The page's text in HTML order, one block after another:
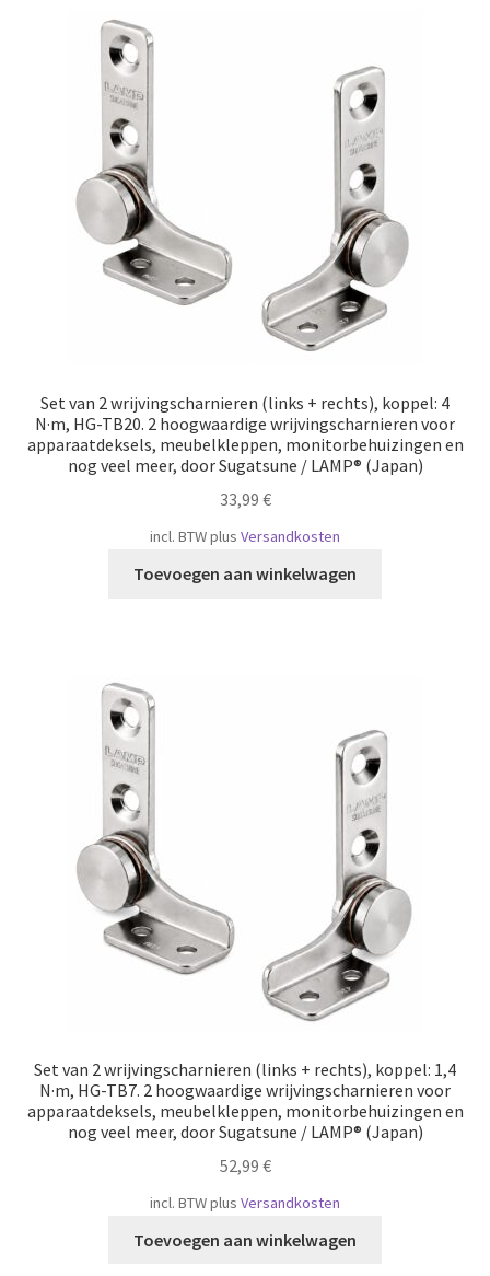
Set van 2 wrijvingscharnieren (links + rechts), koppel: 4
N·m, HG-TB20. 2 hoogwaardige wrijvingscharnieren voor
apparaatdeksels, meubelkleppen, monitorbehuizingen en
nog veel meer, door Sugatsune / LAMP® (Japan)
33,99 €
incl. BTWplus Versandkosten
Toevoegen aan winkelwagen
Set van 2 wrijvingscharnieren (links + rechts), koppel: 1,4
N·m, HG-TB7. 2 hoogwaardige wrijvingscharnieren voor
apparaatdeksels, meubelkleppen, monitorbehuizingen en
nog veel meer, door Sugatsune / LAMP® (Japan)
52,99 €
incl. BTWplus Versandkosten
Toevoegen aan winkelwagen